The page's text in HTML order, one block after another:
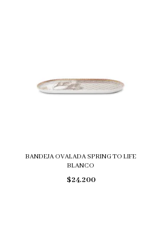
BANDEJA OVALADA SPRING TO LIFE
BLANCO
$24.200